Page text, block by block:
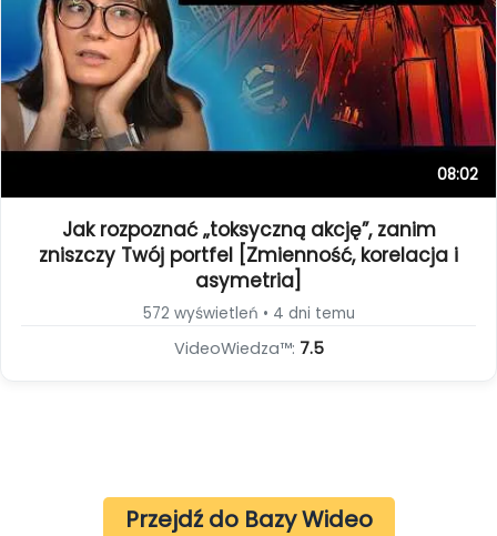
08:02
Jak rozpoznać „toksyczną akcję”, zanim
zniszczy Twój portfel [Zmienność, korelacja i
asymetria]
572 wyświetleń • 4 dni temu
VideoWiedza™: 7.5
Przejdź do Bazy Wideo